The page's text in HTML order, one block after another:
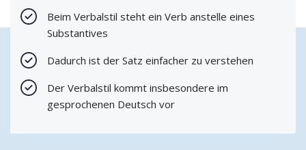
Beim Verbalstil steht ein Verb anstelle eines
Substantives
Dadurch ist der Satz einfacher zu verstehen
Der Verbalstil kommt insbesondere im
gesprochenen Deutsch vor